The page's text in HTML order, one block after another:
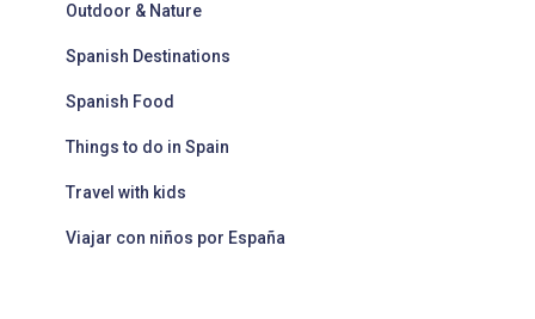
Outdoor & Nature
Spanish Destinations
Spanish Food
Things to do in Spain
Travel with kids
Viajar con niños por España